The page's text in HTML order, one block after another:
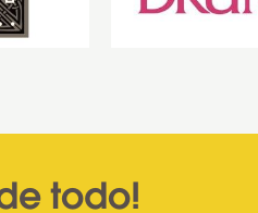
todo!